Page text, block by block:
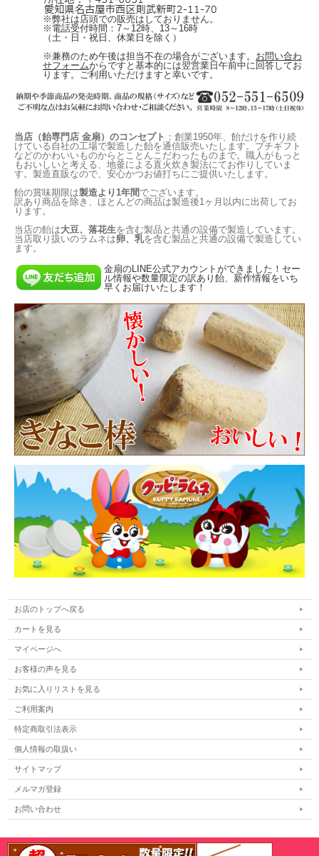
※弊社は店頭での販売はしておりません。
※電話受付時間：7～12時、13～16時
（土・日・祝日、休業日を除く）
※兼務のため午後は担当不在の場合がございます。 お問い合わ
せフォームからですと基本的には翌営業日午前中に回答してお
ります。ご利用いただけますと幸いです。
当店（飴専門店 金扇）のコンセプト ：創業1950年、飴だけを作り続
けている自社の工場で製造した飴を通信販売いたします。プチギフト
などのかわいいものからとことんこだわったものまで。職人がもっと
もおいしいと考える、地釜による直火炊き製法にてお作りしていま
す。製造直販なので、安心かつお値打ちにご提供いたします。
飴の賞味期限は製造より1年間 でございます。
訳あり商品を除き、ほとんどの商品は製造後1ヶ月以内に出荷してお
ります。
当店の飴は大豆、落花生を含む製品と共通の設備で製造しています。
当店取り扱いのラムネは卵、乳を含む製品と共通の設備で製造してい
ます。
金扇のLINE公式アカウントができました！セー
ル情報や数量限定の訳あり飴、新作情報をいち
早くお届けいたします！
お店のトップへ戻る
カートを見る
マイページへ
お客様の声を見る
お気に入りリストを見る
ご利用案内
特定商取引法表示
個人情報の取扱い
サイトマップ
メルマガ登録
お問い合わせ
表示：スマートフォン｜ PC